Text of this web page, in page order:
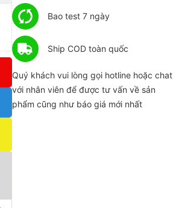
Bao test 7 ngày
Ship COD toàn quốc
Quý khách vui lòng gọi hotline hoặc chat
với nhân viên để được tư vấn về sản
phẩm cũng như báo giá mới nhất